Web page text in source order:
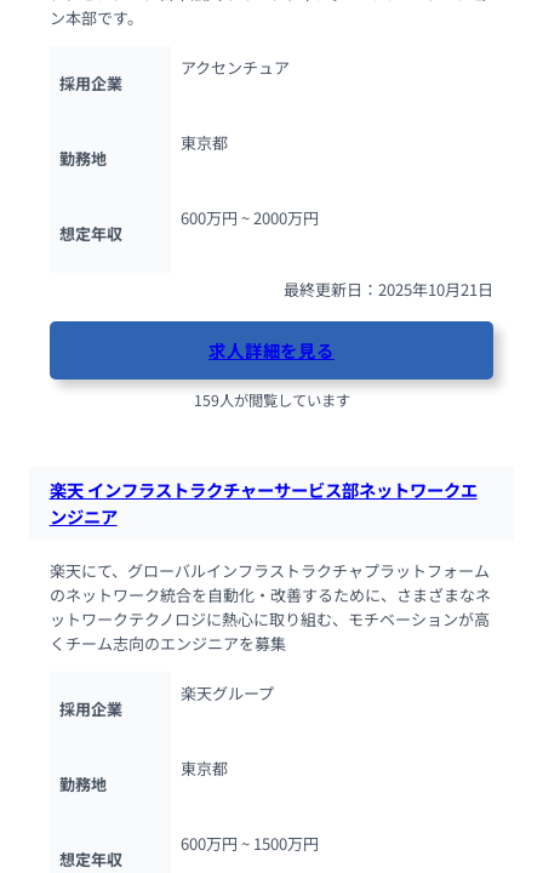
ン本部です。
採用企業
アクセンチュア
勤務地
東京都
想定年収
600万円 ~ 2000万円
最終更新日：2025年10月21日
求人詳細を見る
159人が閲覧しています
楽天 インフラストラクチャーサービス部ネットワークエ
ンジニア
楽天にて、グローバルインフラストラクチャプラットフォーム
のネットワーク統合を自動化・改善するために、さまざまなネ
ットワークテクノロジに熱心に取り組む、モチベーションが高
くチーム志向のエンジニアを募集
採用企業
楽天グループ
勤務地
東京都
想定年収
600万円 ~ 1500万円